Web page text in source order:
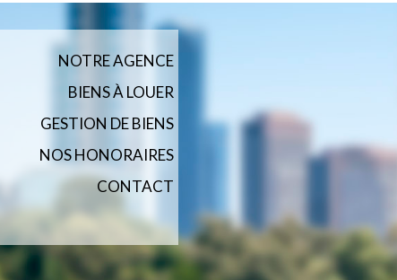
NOTRE AGENCE
BIENS À LOUER
GESTION DE BIENS
NOS HONORAIRES
CONTACT